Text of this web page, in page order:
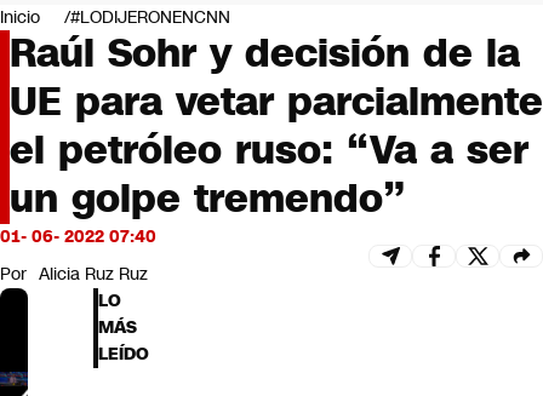
Negocios
Deportes
Programas completos
Cultura
Servicios
Bits
CNN Data
CNN tiempo
Futuro 360
Inicio #LODIJERONENCNN
Raúl Sohr y decisión de la
UE para vetar parcialmente
el petróleo ruso: “Va a ser
un golpe tremendo”
01- 06- 2022 07:40
Por Alicia Ruz Ruz
LO
MÁS
LEÍDO